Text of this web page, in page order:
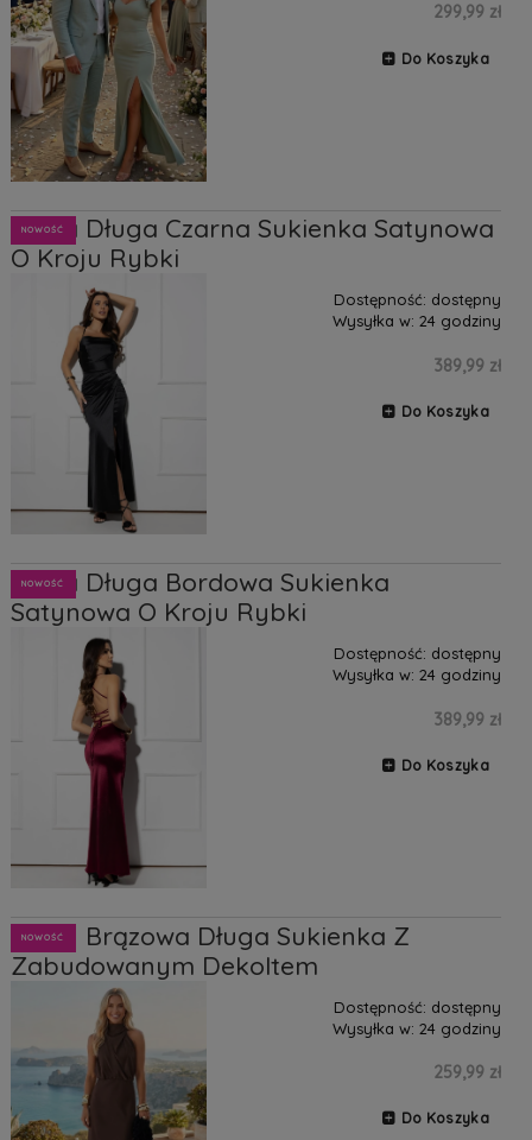
299,99 zł
Do Koszyka
Paula Długa Czarna Sukienka Satynowa
O Kroju Rybki
Dostępność: dostępny
Wysyłka w: 24 godziny
389,99 zł
Do Koszyka
NOWOŚĆ
Paula Długa Bordowa Sukienka
Satynowa O Kroju Rybki
Dostępność: dostępny
Wysyłka w: 24 godziny
389,99 zł
Do Koszyka
NOWOŚĆ
Moon Brązowa Długa Sukienka Z
Zabudowanym Dekoltem
Dostępność: dostępny
Wysyłka w: 24 godziny
259,99 zł
Do Koszyka
NOWOŚĆ